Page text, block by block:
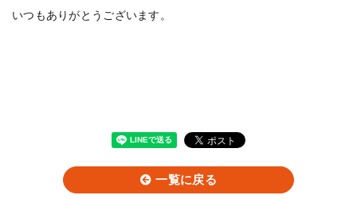
いつもありがとうございます。
一覧に戻る